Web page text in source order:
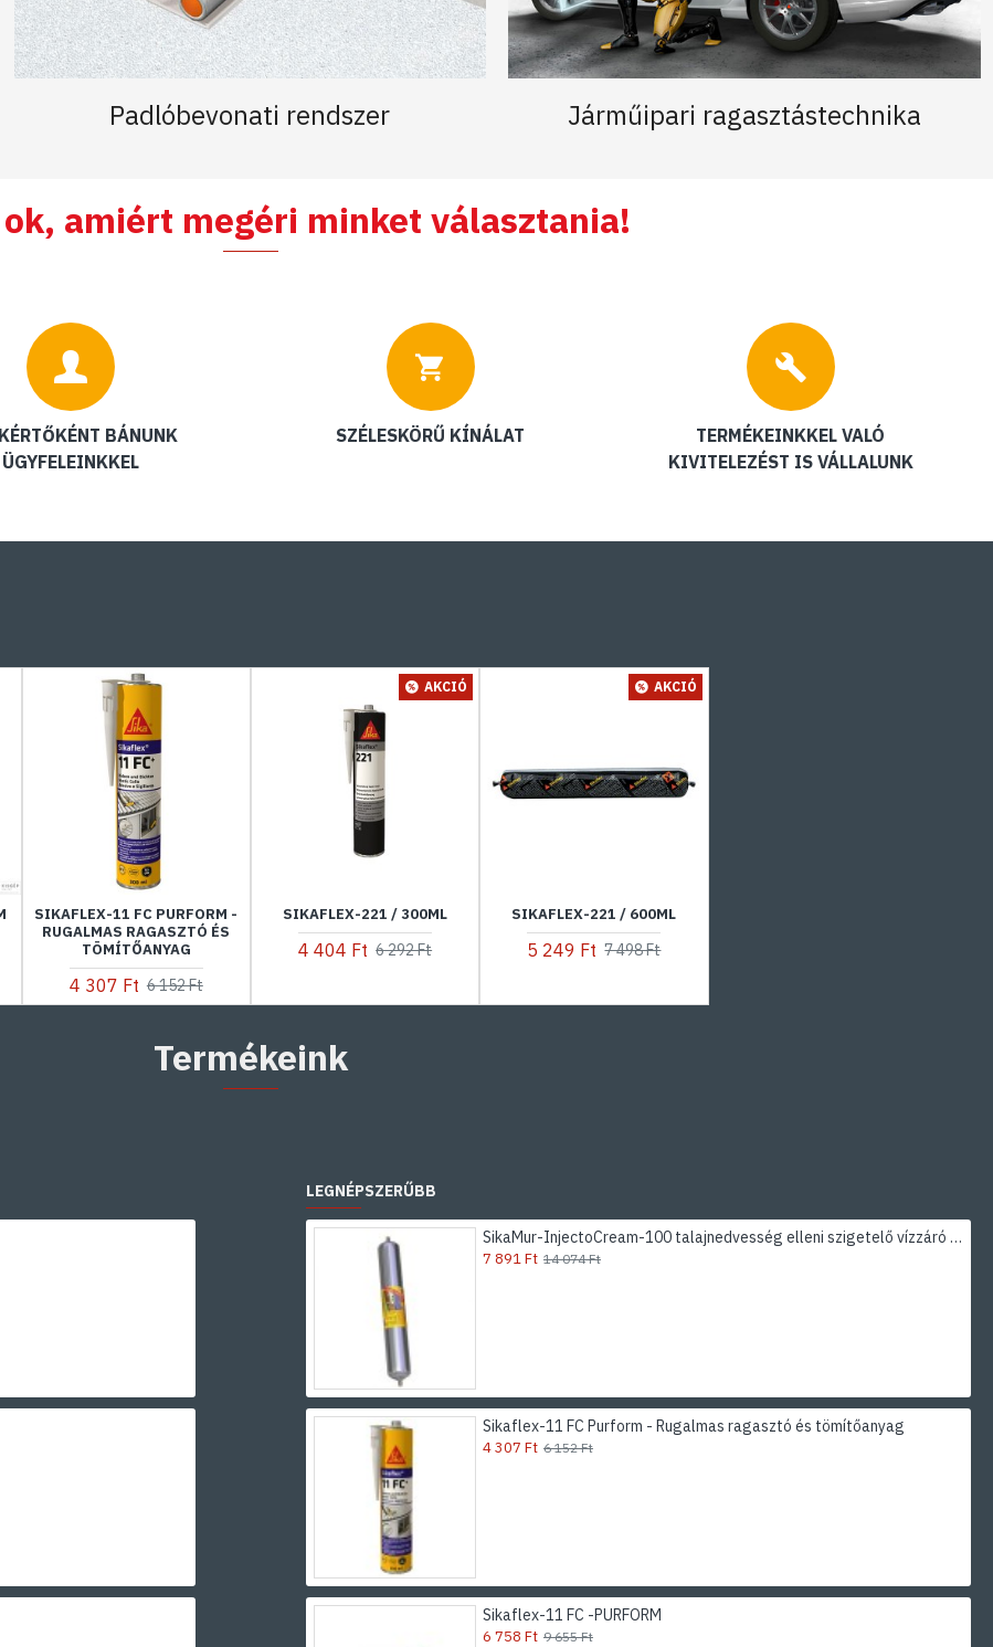
Padlóbevonati rendszer Járműipari ragasztástechnika
ok, amiért megéri minket választania!
BÁNUNK
ÜGYFELEINKKEL
SZÉLESKÖRŰ KÍNÁLAT
TERMÉKEINKKEL VALÓ
KIVITELEZÉST IS VÁLLALUNK
SIKAFLEX-11 FC PURFORM -
RUGALMAS RAGASZTÓ ÉS
TÖMÍTŐANYAG
4 307 Ft 6 152 Ft
AKCIÓ
SIKAFLEX-221 / 300ML
4 404 Ft 6 292 Ft
AKCIÓ
SIKAFLEX-221 / 600ML
5 249 Ft 7 498 Ft
Termékeink
LEGNÉPSZERŰBB
SikaMur-InjectoCream-100 talajnedvesség elleni szigetelő vízzáró krém
7 891 Ft 14 074 Ft
Sikaflex-11 FC Purform - Rugalmas ragasztó és tömítőanyag
4 307 Ft 6 152 Ft
Sikaflex-11 FC -PURFORM
6 758 Ft 9 655 Ft